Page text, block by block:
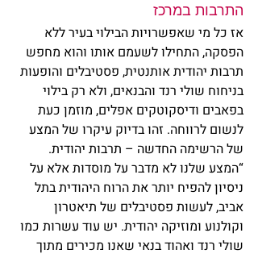
התרבות במרכז
אז כל מי שאפשרויות הבילוי בעיר ללא
הפסקה, התחילו לשעמם אותו והוא מחפש
תרבות יהודית אותנטית, פסטיבלים והופעות
בניחוח שולי רנד והבנאים, ולא רק בילוי
בפאבים ודיסקוטקים אפלים, מוזמן כעת
לנשום לרווחה. זהו בדיוק עיקרו של המצע
של הרשימה החדשה – תרבות יהודית.
“המצע שלנו לא מדבר על מוסדות אלא על
ניסיון להפיח יותר את הרוח היהודית בתל
אביב, לעשות פסטיבלים של תיאטרון
וקולנוע ומוזיקה יהודית. יש עוד עשרות כמו
שולי רנד ואהוד בנאי שאנו מכירים מתוך